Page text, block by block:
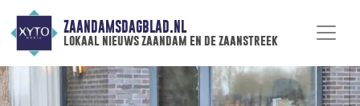
ZAANDAMSDAGBLAD.NL
lokaal nieuws zaandam en de zaanstreek